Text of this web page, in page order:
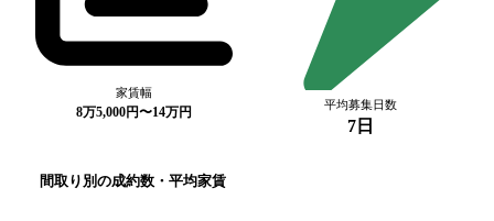
家賃幅
8万5,000円〜14万円
平均募集日数
7日
間取り別の成約数・平均家賃